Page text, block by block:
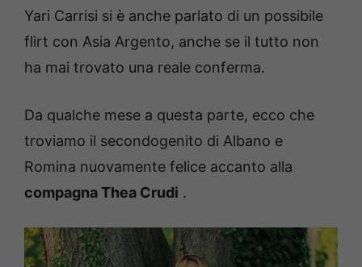
Yari Carrisi si è anche parlato di un possibile
flirt con Asia Argento, anche se il tutto non
ha mai trovato una reale conferma.
Da qualche mese a questa parte, ecco che
troviamo il secondogenito di Albano e
Romina nuovamente felice accanto alla
compagna Thea Crudi .